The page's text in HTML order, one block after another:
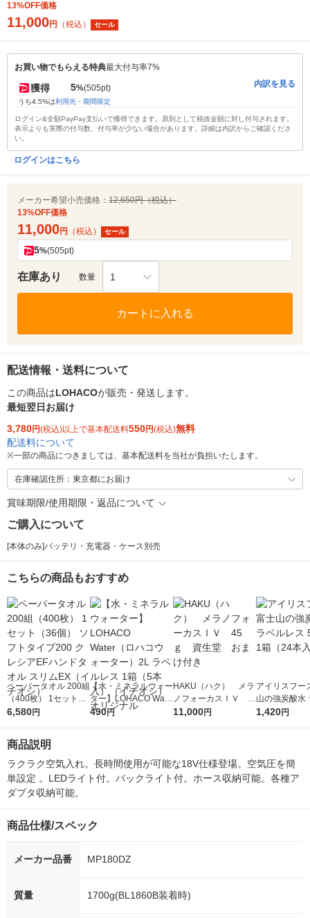
13%OFF価格
11,000円 （税込） セール
お買い物でもらえる特典最大付与率7%
獲得 5%(505pt)
うち4.5%は利用先・期間限定
内訳を見る
ログイン&全額PayPay支払いで獲得できます。原則として税抜金額に対し付与されます。
表示よりも実際の付与数、付与率が少ない場合があります。詳細は内訳からご確認くださ
い。
ログインはこちら
メーカー希望小売価格： 12,650円（税込）
13%OFF価格
11,000円 （税込） セール
5%(505pt)
在庫あり 数量 1
カートに入れる
配送情報・送料について
この商品はLOHACOが販売・発送します。
最短翌日お届け
3,780円(税込)以上で基本配送料550円(税込)無料
配送料について
※一部の商品につきましては、基本配送料を当社が負担いたします。
在庫確認住所：東京都にお届け
賞味期限/使用期限・返品について
ご購入について
[本体のみ]バッテリ・充電器・ケース別売
こちらの商品もおすすめ
ペーパータオル 200組
（400枚） 1セット
（36個） ソフトタイ
（イチオシ）
6,580円
【水・ミネラルウォー
ター】LOHACO Wate
r（ロハコウォータ
490円
HAKU（ハク） メラ
ノフォーカスＩＶ 4
5ｇ 資生堂 おまけ
11,000円
アイリスフー
山の強炭酸水
レス 500ml 1
1,420円
商品説明
ラクラク空気入れ。長時間使用が可能な18V仕様登場。空気圧を簡
単設定 。LEDライト付。バックライト付。ホース収納可能。各種ア
ダプタ収納可能。
商品仕様/スペック
メーカー品番 MP180DZ
質量 1700g(BL1860B装着時)